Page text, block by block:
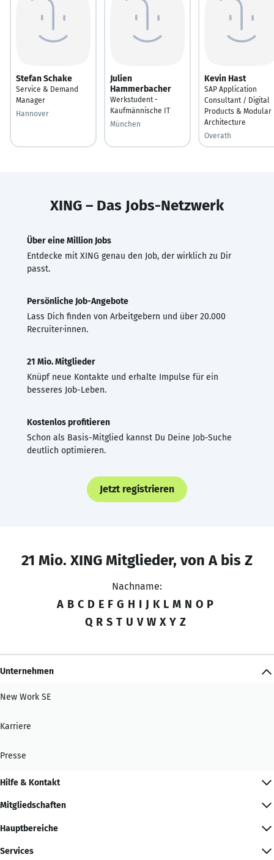
Stefan Schake
Service & Demand
Manager
Hannover
Julien
Hammerbacher
Werkstudent -
Kaufmännische IT
München
Kevin Hast
SAP Application
Consultant / Digital
Products & Modular
Architecture
Overath
XING – Das Jobs-Netzwerk
Über eine Million Jobs
Entdecke mit XING genau den Job, der wirklich zu Dir
passt.
Persönliche Job-Angebote
Lass Dich finden von Arbeitgebern und über 20.000
Recruiter·innen.
21 Mio. Mitglieder
Knüpf neue Kontakte und erhalte Impulse für ein
besseres Job-Leben.
Kostenlos profitieren
Schon als Basis-Mitglied kannst Du Deine Job-Suche
deutlich optimieren.
Jetzt registrieren
21 Mio. XING Mitglieder, von A bis Z
Nachname:
A B C D E F G H I J K L M N O P
Q R S T U V W X Y Z
Unternehmen
New Work SE
Karriere
Presse
Hilfe & Kontakt
Mitgliedschaften
Hauptbereiche
Services